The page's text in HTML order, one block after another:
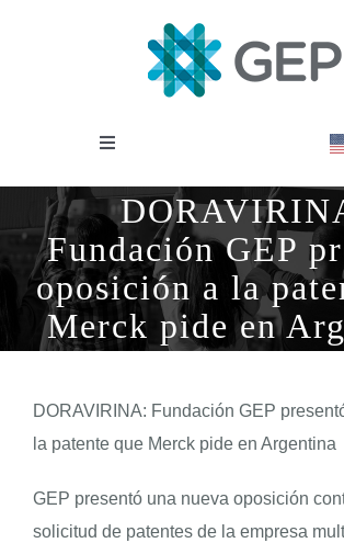
Toggle
INSTITUCIONAL
OBSERVATORIO
NOTICIAS
BIBLIOTECA
COVID-19
Fundación GEP
oposición a la
Merck pide en
DORAVIRINA: Fundación GEP
la patente que Merck pide en Argentina
GEP presentó una nueva oposición
solicitud de patentes de la empresa